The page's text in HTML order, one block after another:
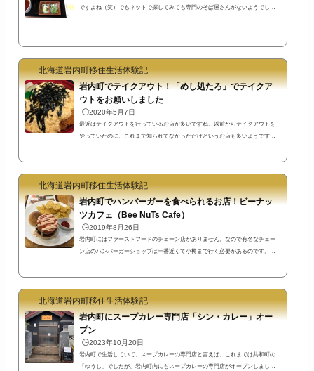
ですよね（笑）でもネットで探してみても専門のそば屋さんがないようでし
食べたのは「たろ」というお店です。上の写真は蕎麦と天丼のセットです。
（セット...
北海道岩内町移住生活体験記
岩内町でテイクアウト！「めし処たろ」でテイクア
ウトをお願いしました
🕒️2020年5月7日
最近はテイクアウトを行っているお店が多いですね。以前からテイクアウトを
やっていたのに、これまで知られてなかっただけというお店も多いようです
食べたい時にはカツ丼を注文しています。今回はテイクアウトで、「ふわとろ
カツ丼」を注文しました。注文は簡単です。電話してメニューを伝えるだけ。
私が電話をし...
北海道岩内町移住生活体験記
岩内町でハンバーガーを食べられるお店！ビーナッ
ツカフェ（Bee NuTs Cafe）
🕒️2019年8月26日
岩内町にはファーストフードのチェーン店がありません。なので有名なチェー
ン店のハンバーガーショップは一番近くて小樽まで行く必要があるのです。で
分11時～16時（日）･･･ラストオーダー15時30分定休日 木曜日近隣に道の駅駐
車場、たら丸市場駐車場あり。店舗周辺は日にちで駐車禁止場所が変更になり
ます...
北海道岩内町移住生活体験記
岩内町にスープカレー専門店「シン・カレー」オー
プン
🕒️2023年10月20日
岩内町で生活していて、スープカレーの専門店と言えば、これまでは共和町の
「ゆうじ」でしたが、岩内町内にもスープカレーの専門店がオープンしまし